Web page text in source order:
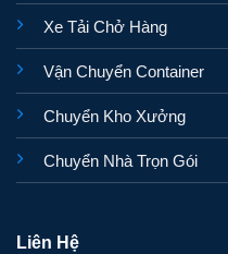
Xe Tải Chở Hàng
Vận Chuyển Container
Chuyển Kho Xưởng
Chuyển Nhà Trọn Gói
Liên Hệ